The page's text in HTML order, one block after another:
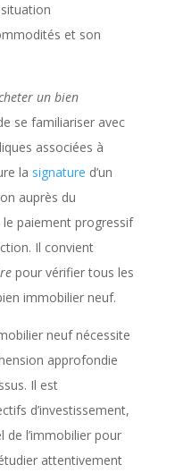
et son
un bien
se familiariser avec
associées à
la signature d’un
auprès du
paiement progressif
Il convient
pour vérifier tous les
immobilier neuf.
neuf nécessite
approfondie
Il est
d’investissement,
de l’immobilier pour
attentivement